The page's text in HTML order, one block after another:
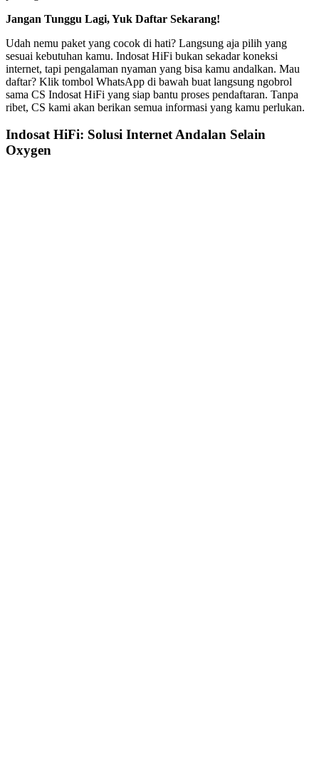
Jangan Tunggu Lagi, Yuk Daftar Sekarang!
Udah nemu paket yang cocok di hati? Langsung aja pilih yang
sesuai kebutuhan kamu. Indosat HiFi bukan sekadar koneksi
internet, tapi pengalaman nyaman yang bisa kamu andalkan. Mau
daftar? Klik tombol WhatsApp di bawah buat langsung ngobrol
sama CS Indosat HiFi yang siap bantu proses pendaftaran. Tanpa
ribet, CS kami akan berikan semua informasi yang kamu perlukan.
Indosat HiFi: Solusi Internet Andalan Selain
Oxygen